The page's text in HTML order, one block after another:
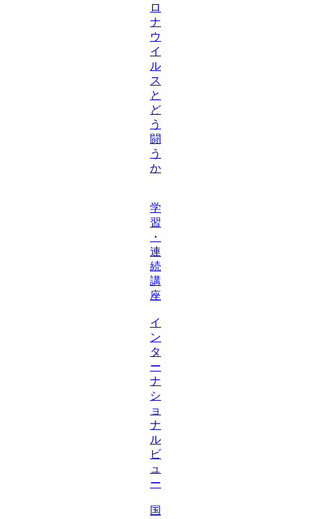
ロ
ナ
ウ
イ
ル
ス
と
ど
う
闘
う
か
学
習
・
連
続
講
座
イ
ン
タ
ー
ナ
シ
ョ
ナ
ル
ビ
ュ
ー
国